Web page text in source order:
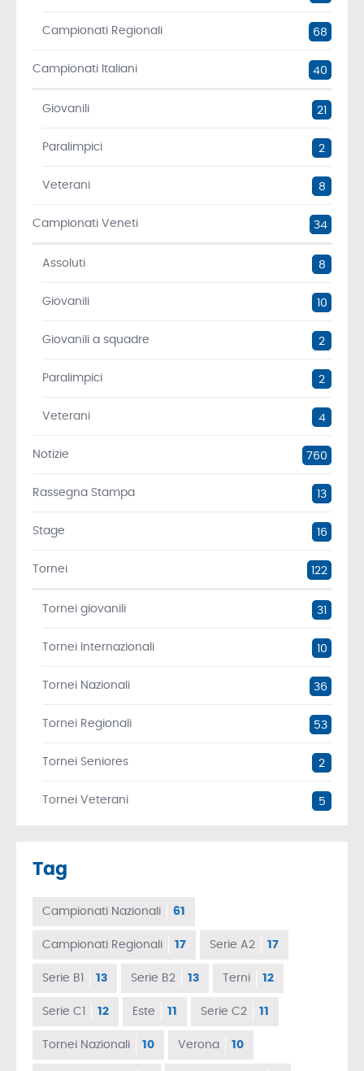
Campionati Regionali 68
Campionati Italiani 40
Giovanili 21
Paralimpici 2
Veterani 8
Campionati Veneti 34
Assoluti 8
Giovanili 10
Giovanili a squadre 2
Paralimpici 2
Veterani 4
Notizie 760
Rassegna Stampa 13
Stage 16
Tornei 122
Tornei giovanili 31
Tornei Internazionali 10
Tornei Nazionali 36
Tornei Regionali 53
Tornei Seniores 2
Tornei Veterani 5
Tag
Campionati Nazionali 61
Campionati Regionali 17 Serie A2 17
Serie B1 13 Serie B2 13 Terni 12
Serie C1 12 Este 11 Serie C2 11
Tornei Nazionali 10 Verona 10